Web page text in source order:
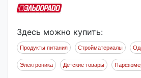
Здесь можно купить:
Продукты питания Стройматериалы
Электроника Детские товары